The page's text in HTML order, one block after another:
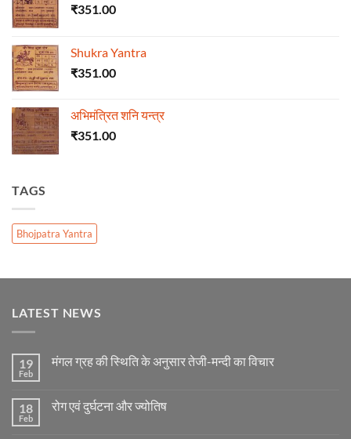
₹351.00
Shukra Yantra
₹351.00
अभिमंत्रित शनि यन्त्र
₹351.00
TAGS
Bhojpatra Yantra
LATEST NEWS
19
Feb
मंगल ग्रह की स्थिति के अनुसार तेजी-मन्दी का विचार
मंगल
18
Feb
रोग एवं दुर्घटना और ज्योतिष